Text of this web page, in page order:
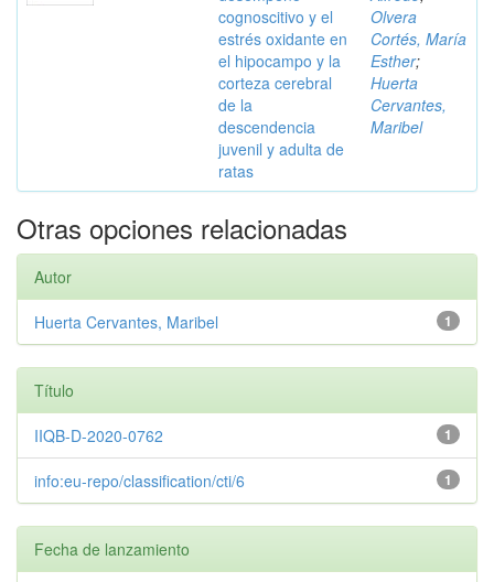
cognoscitivo y el
estrés oxidante en
el hipocampo y la
corteza cerebral
de la
descendencia
juvenil y adulta de
ratas
Olvera
Cortés, María
Esther;
Huerta
Cervantes,
Maribel
Otras opciones relacionadas
Autor
1
Huerta Cervantes, Maribel
Título
1
IIQB-D-2020-0762
1
info:eu-repo/classification/cti/6
Fecha de lanzamiento